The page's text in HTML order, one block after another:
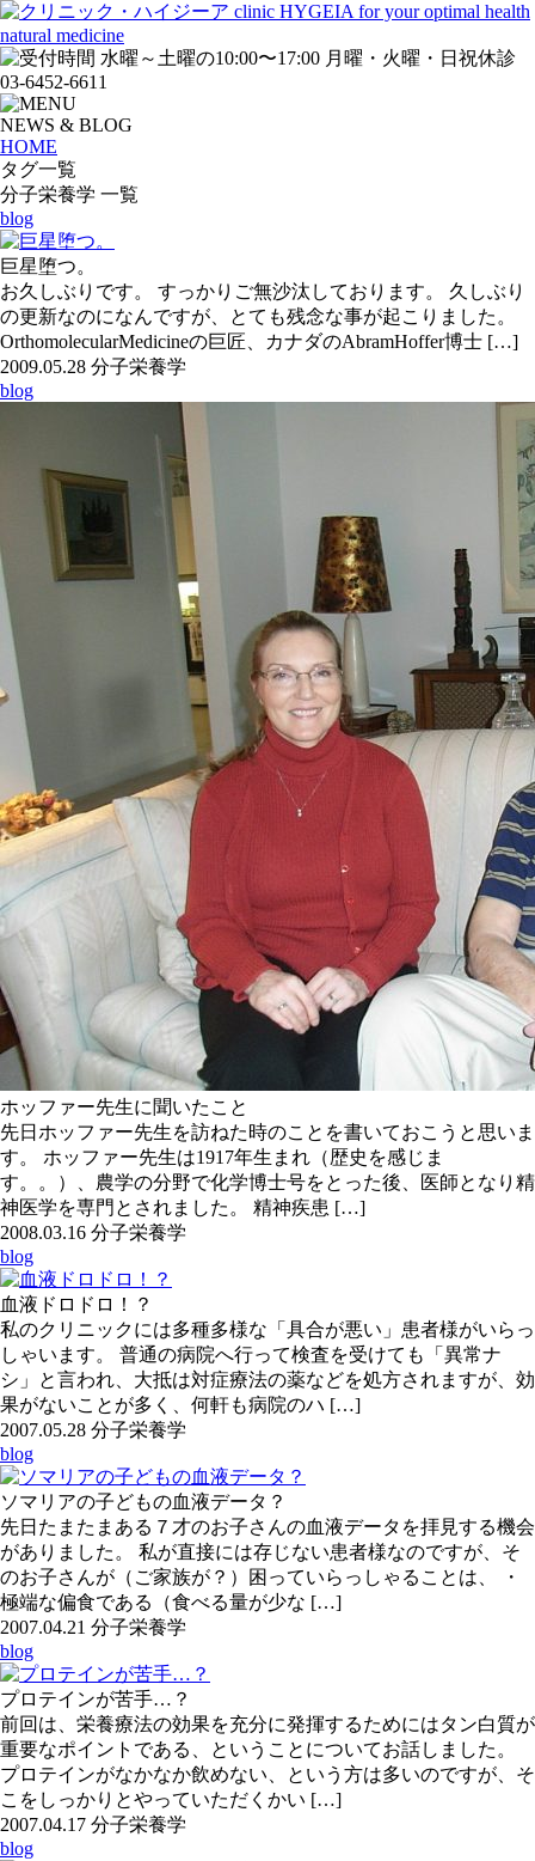
NEWS & BLOG
HOME
タグ一覧
分子栄養学 一覧
blog
巨星堕つ。
お久しぶりです。 すっかりご無沙汰しております。 久しぶり
の更新なのになんですが、とても残念な事が起こりました。
OrthomolecularMedicineの巨匠、カナダのAbramHoffer博士 […]
2009.05.28 分子栄養学
blog
ホッファー先生に聞いたこと
先日ホッファー先生を訪ねた時のことを書いておこうと思いま
す。 ホッファー先生は1917年生まれ（歴史を感じま
す。。）、農学の分野で化学博士号をとった後、医師となり精
神医学を専門とされました。 精神疾患 […]
2008.03.16 分子栄養学
blog
血液ドロドロ！？
私のクリニックには多種多様な「具合が悪い」患者様がいらっ
しゃいます。 普通の病院へ行って検査を受けても「異常ナ
シ」と言われ、大抵は対症療法の薬などを処方されますが、効
果がないことが多く、何軒も病院のハ […]
2007.05.28 分子栄養学
blog
ソマリアの子どもの血液データ？
先日たまたまある７才のお子さんの血液データを拝見する機会
がありました。 私が直接には存じない患者様なのですが、そ
のお子さんが（ご家族が？）困っていらっしゃることは、 ・
極端な偏食である（食べる量が少な […]
2007.04.21 分子栄養学
blog
プロテインが苦手…？
前回は、栄養療法の効果を充分に発揮するためにはタン白質が
重要なポイントである、ということについてお話しました。
プロテインがなかなか飲めない、という方は多いのですが、そ
こをしっかりとやっていただくかい […]
2007.04.17 分子栄養学
blog